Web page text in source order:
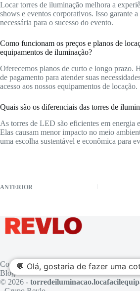
Locar torres de iluminação melhora a
shows e eventos corporativos. Isso garante
necessária para o sucesso do evento.
Como funcionam os preços e planos de
equipamentos de iluminação?
Oferecemos planos de curto e longo prazo.
de pagamento para atender suas
acesso aos nossos equipamentos de locação.
Quais são os diferenciais das torres de
As torres de LED são eficientes em energia
Elas causam menor impacto no meio
uma escolha sustentável e econômica para
ANTERIOR
Contato
Blog
© 2026 -
💬 Olá, gostaria de fazer uma